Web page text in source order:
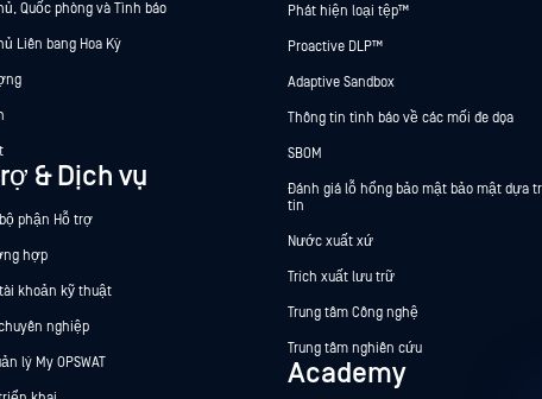
Quốc phòng và Tình báo
Liên bang Hoa Kỳ
& Dịch vụ
phận Hỗ trợ
hợp
khoản kỹ thuật
nghiệp
lý My OPSWAT
Phát hiện loại tệp™
Proactive DLP™
Adaptive Sandbox
Thông tin tình báo về các mối đe dọa
SBOM
Đánh giá lỗ hổng bảo mật bảo mật dựa
tin
Nước xuất xứ
Trích xuất lưu trữ
Trung tâm Công nghệ
Trung tâm nghiên cứu
Academy